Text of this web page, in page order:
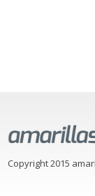
Copyright 2015